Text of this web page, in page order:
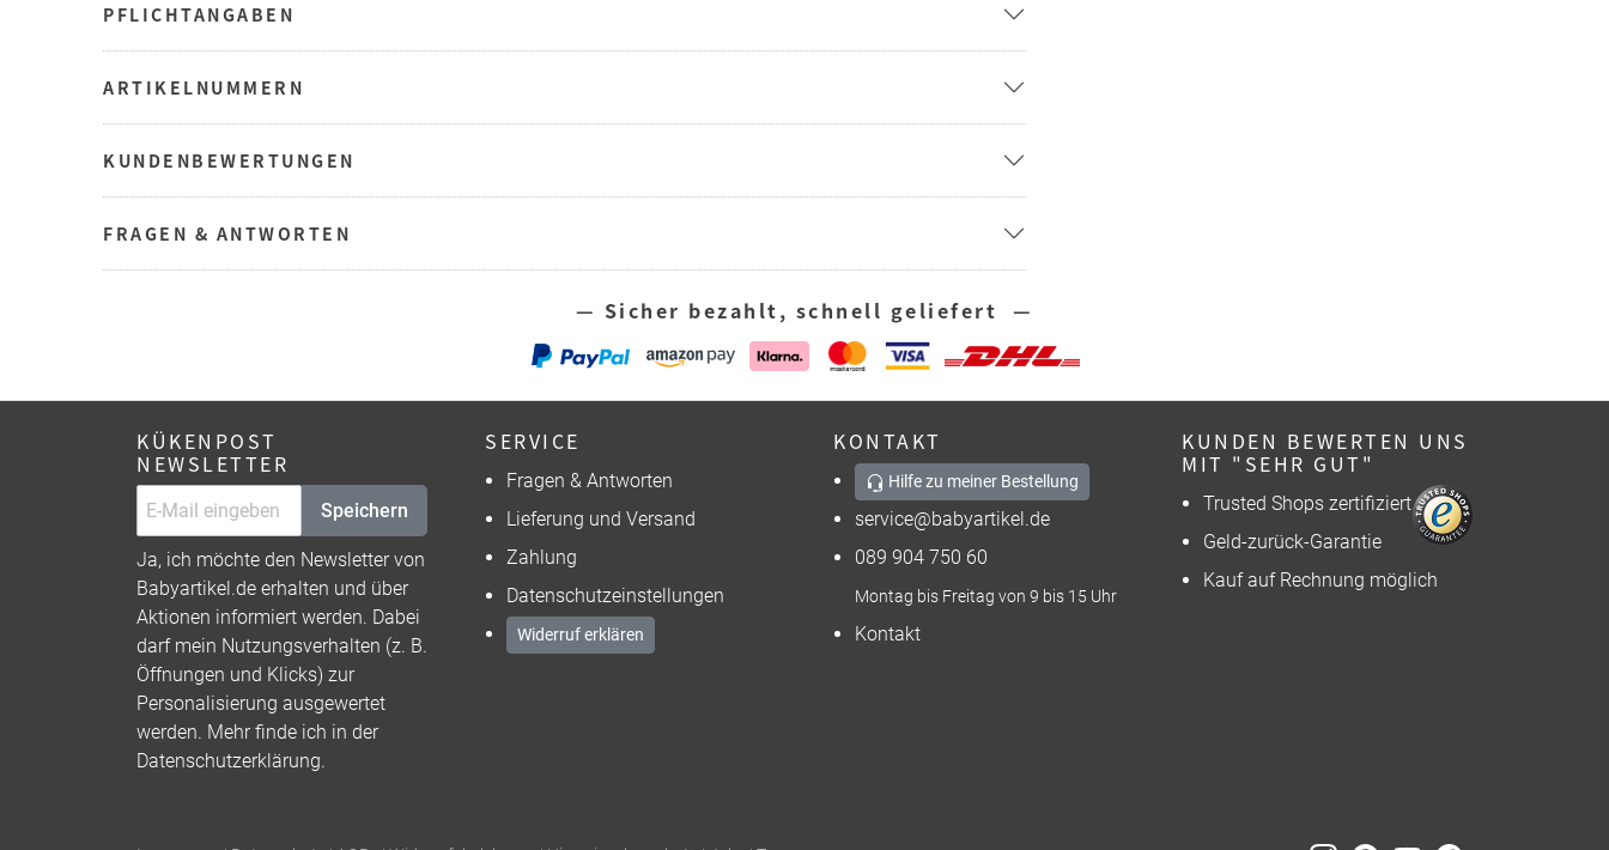
PFLICHTANGABEN
ARTIKELNUMMERN
KUNDENBEWERTUNGEN
FRAGEN & ANTWORTEN
— Sicher bezahlt, schnell geliefert —
KÜKENPOST
NEWSLETTER
Speichern
Ja, ich möchte den Newsletter von
Babyartikel.de erhalten und über
Aktionen informiert werden. Dabei
darf mein Nutzungsverhalten (z. B.
Öffnungen und Klicks) zur
Personalisierung ausgewertet
werden. Mehr finde ich in der
Datenschutzerklärung.
SERVICE
Fragen & Antworten
Lieferung und Versand
Zahlung
Datenschutzeinstellungen
Widerruf erklären
KONTAKT
Hilfe zu meiner Bestellung
service@babyartikel.de
089 904 750 60
Montag bis Freitag von 9 bis 15 Uhr
Kontakt
KUNDEN BEWERTEN UNS
MIT "SEHR GUT"
Trusted Shops zertifiziert
Geld-zurück-Garantie
Kauf auf Rechnung möglich